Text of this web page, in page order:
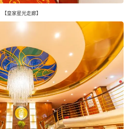
【皇家星光走廊】